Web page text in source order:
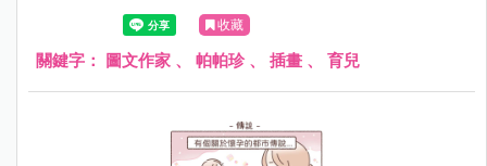
收藏
關鍵字： 圖文作家 、 帕帕珍、 插畫 、 育兒